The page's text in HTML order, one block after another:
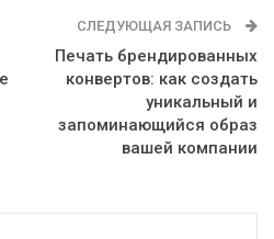
СЛЕДУЮЩАЯ ЗАПИСЬ
Печать брендированных
конвертов: как создать
уникальный и
запоминающийся образ
вашей компании